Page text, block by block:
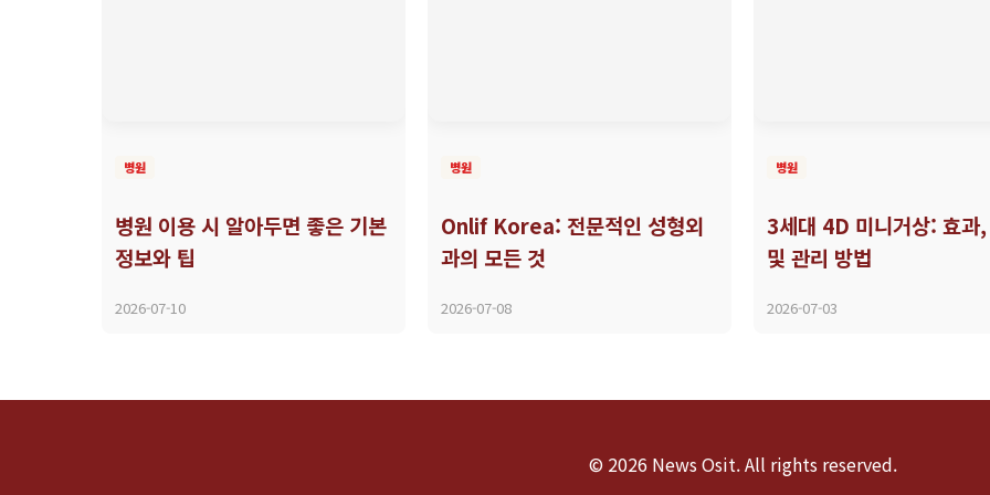
병원
병원 이용 시 알아두면 좋은 기본
정보와 팁
2026-07-10
병원
Onlif Korea: 전문적인 성형외
과의 모든 것
2026-07-08
병원
3세대 4D 미니거상: 효과
및 관리 방법
2026-07-03
© 2026 News Osit. All rights reserved.